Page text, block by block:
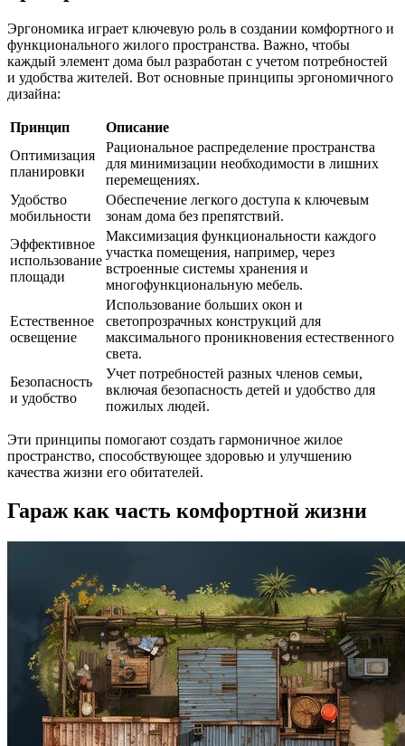
Эргономика играет ключевую роль в создании комфортного и
функционального жилого пространства. Важно, чтобы
каждый элемент дома был разработан с учетом потребностей
и удобства жителей. Вот основные принципы эргономичного
дизайна:
Принцип
Описание
Оптимизация
планировки
Рациональное распределение пространства
для минимизации необходимости в лишних
перемещениях.
Удобство
мобильности
Обеспечение легкого доступа к ключевым
зонам дома без препятствий.
Эффективное
использование
площади
Максимизация функциональности каждого
участка помещения, например, через
встроенные системы хранения и
многофункциональную мебель.
Естественное
освещение
Использование больших окон и
светопрозрачных конструкций для
максимального проникновения естественного
света.
Безопасность
и удобство
Учет потребностей разных членов семьи,
включая безопасность детей и удобство для
пожилых людей.
Эти принципы помогают создать гармоничное жилое
пространство, способствующее здоровью и улучшению
качества жизни его обитателей.
Гараж как часть комфортной жизни